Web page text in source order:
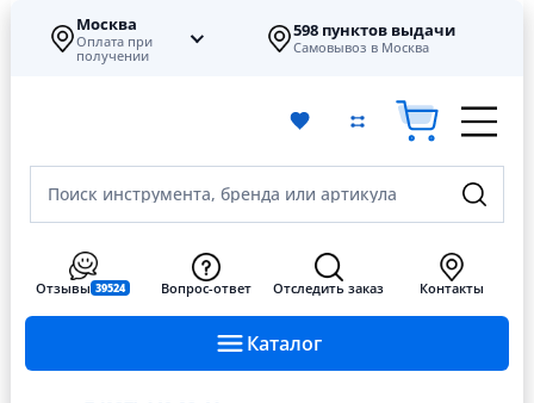
Москва
Оплата при
получении
598 пунктов выдачи
Самовывоз в Москва
Поиск инструмента, бренда или артикула
Каталог
Отзывы 39524 Вопрос-ответ Отследить заказ Контакты